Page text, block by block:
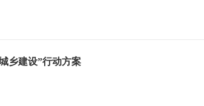
乡建设”行动方案